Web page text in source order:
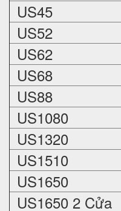
US45
US52
US62
US68
US88
US1080
US1320
US1510
US1650
US1650 2 Cửa